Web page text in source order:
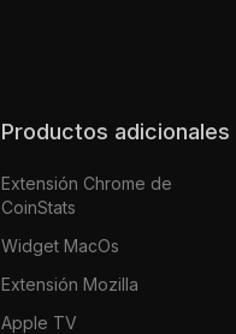
Productos adicionales
Extensión Chrome de
CoinStats
Widget MacOs
Extensión Mozilla
Apple TV